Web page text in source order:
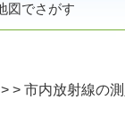
図でさがす
> > 市内放射線の